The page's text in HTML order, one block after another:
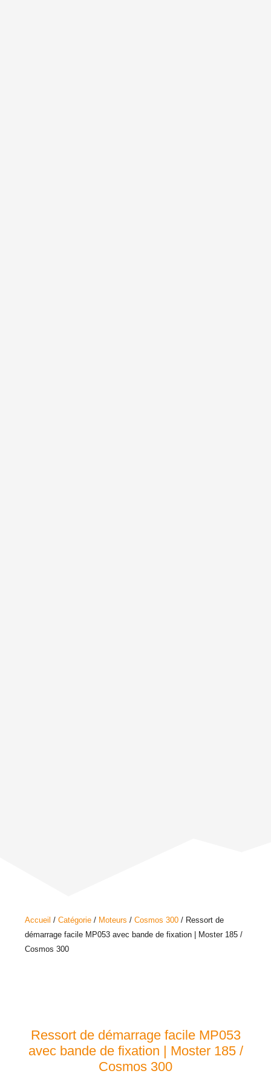
Accueil /Catégorie / Moteurs /Cosmos 300 / Ressort de
démarrage facile MP053 avec bande de fixation | Moster 185 /
Cosmos 300
Ressort de démarrage facile MP053
avec bande de fixation | Moster 185 /
Cosmos 300